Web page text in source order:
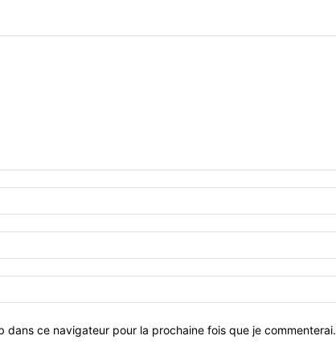
dans ce navigateur pour la prochaine fois que je commenterai.